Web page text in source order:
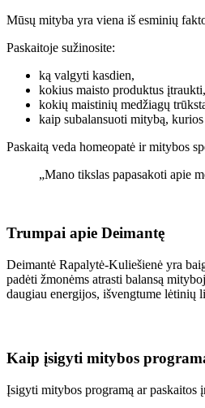
Mūsų mityba yra viena iš esminių
Paskaitoje sužinosite:
ką valgyti kasdien,
kokius maisto produktus įtraukti,
kokių maistinių medžiagų
kaip subalansuoti mitybą,
Paskaitą veda homeopatė ir mitybos
„Mano tikslas papasakoti apie
Trumpai apie Deimantę
Deimantė Rapalytė-Kuliešienė yra
padėti žmonėms atrasti balansą
daugiau energijos, išvengtume lėtinių
Kaip įsigyti mitybos
Įsigyti mitybos programą ar paskaitos